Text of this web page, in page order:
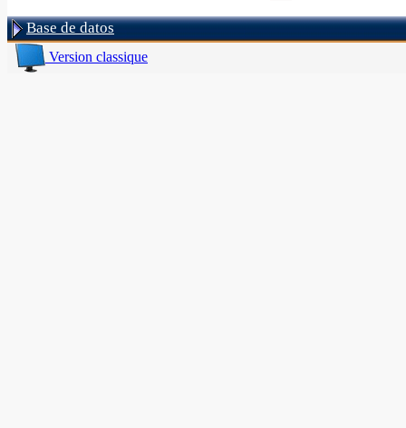
Base de datos
Version classique